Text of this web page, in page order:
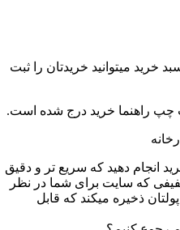
خرید میتوانید خریدتان را ثبت
چپ راهنما خرید درج شده است.
انجام دهید که سریع تر و دقیق
که سایت برای شما در نظر
پولتان ذخیره میکند که قابل